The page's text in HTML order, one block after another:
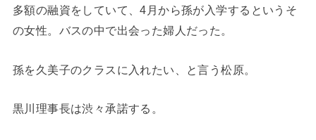
多額の融資をしていて、4月から孫が入学するというそ
の女性。バスの中で出会った婦人だった。
孫を久美子のクラスに入れたい、と言う松原。
黒川理事長は渋々承諾する。